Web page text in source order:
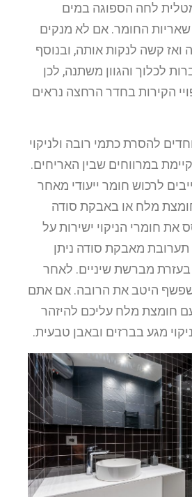
לחה הספוגה במים
החומר. אם לא מנקים
קשה לנקות אותה, ובנוסף
לכלוך והגוון משתנה, לכן
הקירות בחדר הרחצה נראים
להסרת כתמי רובה ולניקוי
במרווחים שבין האריחים.
לרכוש חומר ייעודי מאחר
מלח או באבקת סודה
את חומרי הניקוי ישירות על
תערובת מאבקת סודה ניתן
מברשת שיניים. לאחר
היטב את הרובה. אם אתם
חומצת מלח עליכם להיזהר
מגע בברזים ובאבן טבעית.